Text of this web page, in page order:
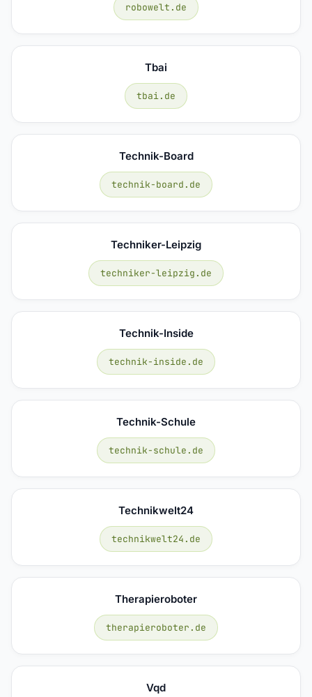
robowelt.de
Tbai
tbai.de
Technik-Board
technik-board.de
Techniker-Leipzig
techniker-leipzig.de
Technik-Inside
technik-inside.de
Technik-Schule
technik-schule.de
Technikwelt24
technikwelt24.de
Therapieroboter
therapieroboter.de
Vqd